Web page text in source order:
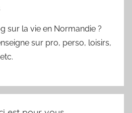
sur la vie en Normandie ?
sur pro, perso, loisirs,